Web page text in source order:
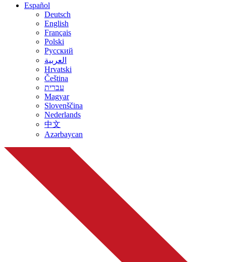
Español
Deutsch
English
Français
Polski
Русский
العربية
Hrvatski
Čeština
עברית
Magyar
Slovenščina
Nederlands
中文
Azərbaycan